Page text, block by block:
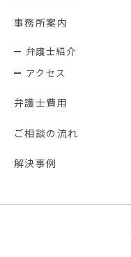
事務所案内
弁護士紹介
アクセス
弁護士費用
ご相談の流れ
解決事例